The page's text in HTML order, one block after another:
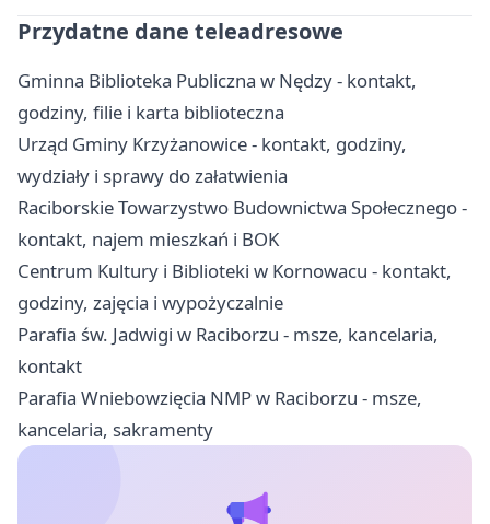
Przydatne dane teleadresowe
Gminna Biblioteka Publiczna w Nędzy - kontakt,
godziny, filie i karta biblioteczna
Urząd Gminy Krzyżanowice - kontakt, godziny,
wydziały i sprawy do załatwienia
Raciborskie Towarzystwo Budownictwa Społecznego -
kontakt, najem mieszkań i BOK
Centrum Kultury i Biblioteki w Kornowacu - kontakt,
godziny, zajęcia i wypożyczalnie
Parafia św. Jadwigi w Raciborzu - msze, kancelaria,
kontakt
Parafia Wniebowzięcia NMP w Raciborzu - msze,
kancelaria, sakramenty